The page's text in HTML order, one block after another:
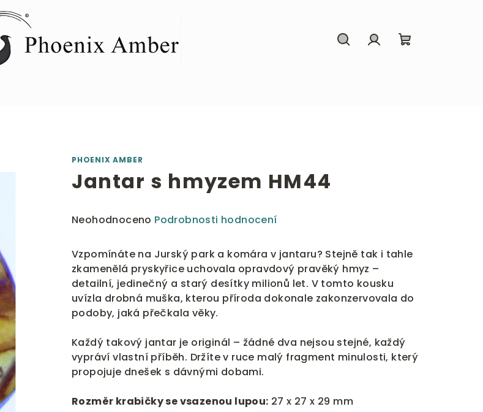
PHOENIX AMBER
Jantar s hmyzem HM44
Průměrné
produktu
je
0,0
z
5
hvězdiček.
Neohodnoceno Podrobnosti hodnocení
Vzpomínáte na Jurský park a komára v jantaru? Stejně tak i tahle
zkamenělá pryskyřice uchovala opravdový pravěký hmyz –
detailní, jedinečný a starý desítky milionů let. V tomto kousku
uvízla drobná muška, kterou příroda dokonale zakonzervovala do
podoby, jaká přečkala věky.
Každý takový jantar je originál – žádné dva nejsou stejné, každý
vypráví vlastní příběh. Držíte v ruce malý fragment minulosti, který
propojuje dnešek s dávnými dobami.
Rozměr krabičky se vsazenou lupou: 27 x 27 x 29 mm